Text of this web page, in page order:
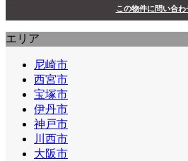
この物件に問い合わ
エリア
尼崎市
西宮市
宝塚市
伊丹市
神戸市
川西市
大阪市